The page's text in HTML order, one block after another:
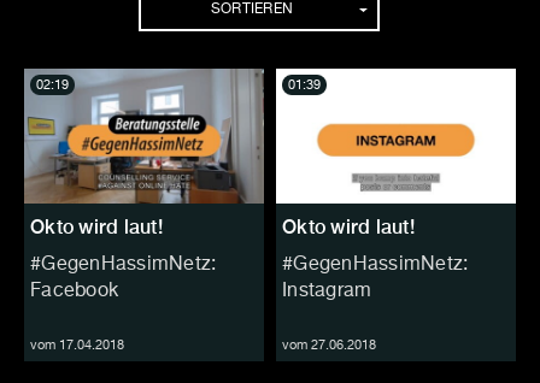
SORTIEREN
Okto wird laut!
#GegenHassimNetz:
Facebook
vom 17.04.2018
02:19
Okto wird laut!
#GegenHassimNetz:
Instagram
vom 27.06.2018
01:39